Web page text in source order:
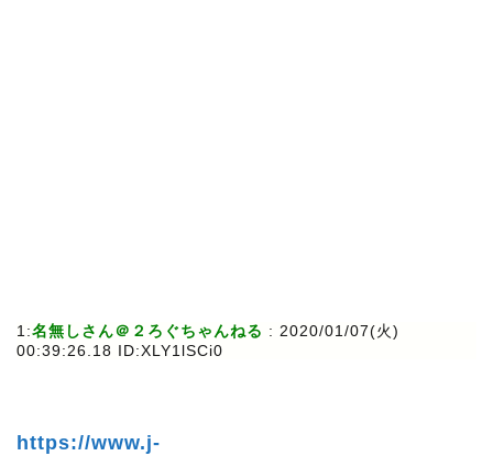
1:名無しさん＠２ろぐちゃんねる : 2020/01/07(火)
00:39:26.18 ID:XLY1lSCi0
https://www.j-